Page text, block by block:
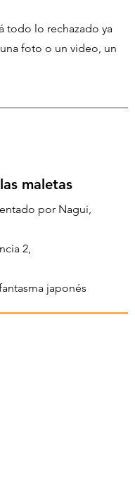
todo lo rechazado ya
foto o un video, un
maletas
por Nagui,
2,
japonés